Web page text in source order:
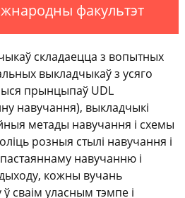
факультэт
складаецца з вопытных
выкладчыкаў з усяго
прынцыпаў UDL
навучання), выкладчыкі
метады навучання і схемы
розныя стылі навучання і
навучанню і
кожны вучань
сваім уласным тэмпе і